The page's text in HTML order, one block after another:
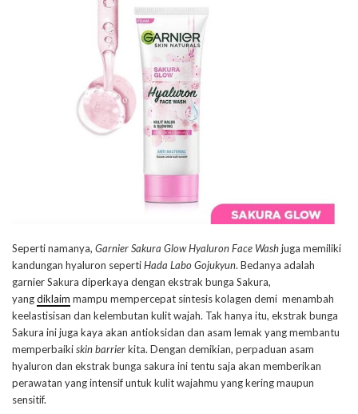
Seperti namanya, Garnier Sakura Glow Hyaluron Face Washjuga memiliki
kandungan hyaluron sepertiHada Labo Gojukyun. Bedanya adalah
garnier Sakura diperkaya dengan ekstrak bunga Sakura,
yangdiklaim mampu mempercepat sintesis kolagen demi menambah
keelastisisan dan kelembutan kulit wajah. Tak hanya itu, ekstrak bunga
Sakura ini juga kaya akan antioksidan dan asam lemak yang membantu
memperbaikiskin barrierkita. Dengan demikian, perpaduan asam
hyaluron dan ekstrak bunga sakura ini tentu saja akan memberikan
perawatan yang intensif untuk kulit wajahmu yang kering maupun
sensitif.